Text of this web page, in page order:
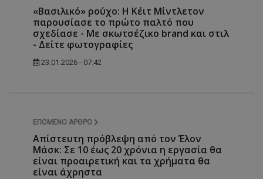
«Βασιλικό» ρούχο: Η Κέιτ Μίντλετον
παρουσίασε το πρώτο παλτό που
σχεδίασε - Με σκωτσέζικο brand και στιλ
- Δείτε φωτογραφίες
23.01.2026 - 07:42
ΕΠΌΜΕΝΟ ΆΡΘΡΟ
Απίστευτη πρόβλεψη από τον Έλον
Μάσκ: Σε 10 έως 20 χρόνια η εργασία θα
είναι προαιρετική και τα χρήματα θα
είναι άχρηστα